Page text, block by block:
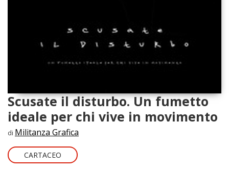
Scusate il disturbo. Un fumetto
ideale per chi vive in movimento
di Militanza Grafica
CARTACEO